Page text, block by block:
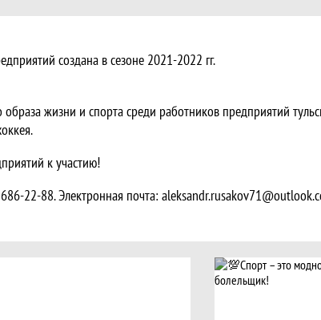
ПРЕДПРИЯТИЙ,
создана в сезоне 2021-2022 гг.
жизни и спорта среди работников предприятий
к участию!
22-88. Электронная почта: